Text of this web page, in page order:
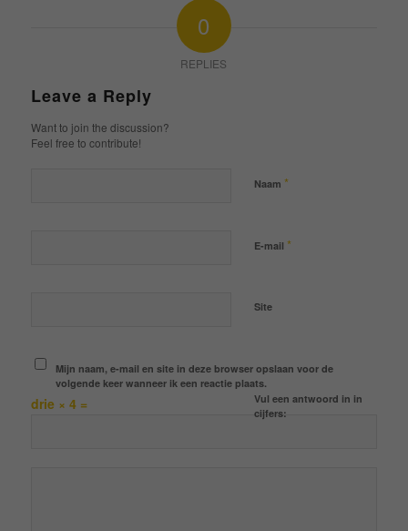
0
REPLIES
Leave a Reply
Want to join the discussion?
Feel free to contribute!
Naam *
E-mail *
Site
Mijn naam, e-mail en site in deze browser opslaan voor de
volgende keer wanneer ik een reactie plaats.
Vul een antwoord in in
cijfers:
drie × 4 =